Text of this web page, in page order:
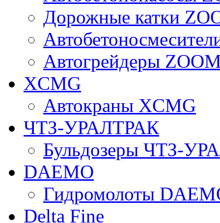
Дорожные катки
Автогрейдеры
XCMG
Автокраны XCMG
ЧТЗ-УРАЛТРАК
Бульдозеры ЧТЗ-
DAEMO
Гидромолоты
Delta Fine